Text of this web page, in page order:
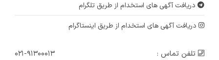
دریافت آگهی های استخدام از طریق تلگرام
دریافت آگهی های استخدام از طریق اینستاگرام
تلفن تماس :
۰۲۱-۹۱۳۰۰۰۱۳